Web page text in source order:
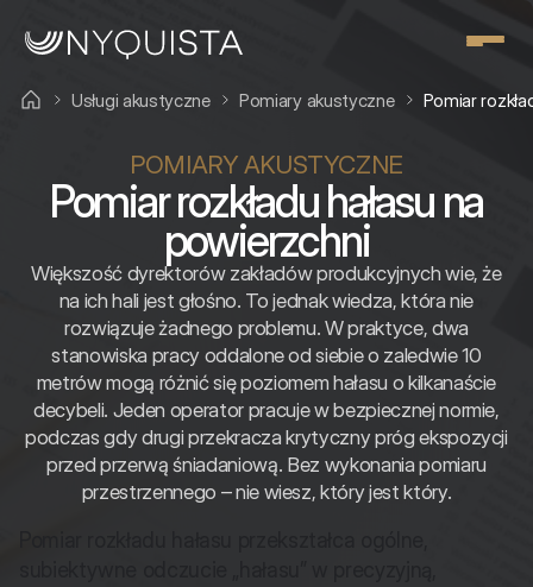
POMIARY AKUSTYCZNE
Pomiar rozkładu hałasu na
powierzchni
Większość dyrektorów zakładów produkcyjnych wie, że
na ich hali jest głośno. To jednak wiedza, która nie
rozwiązuje żadnego problemu. W praktyce, dwa
stanowiska pracy oddalone od siebie o zaledwie 10
metrów mogą różnić się poziomem hałasu o kilkanaście
decybeli. Jeden operator pracuje w bezpiecznej normie,
podczas gdy drugi przekracza krytyczny próg ekspozycji
przed przerwą śniadaniową. Bez wykonania pomiaru
przestrzennego – nie wiesz, który jest który.
Usługi akustyczne Pomiary akustyczne Pomiar